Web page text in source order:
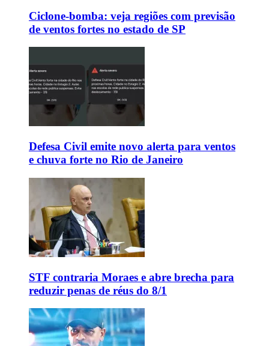
Ciclone-bomba: veja regiões com previsão
de ventos fortes no estado de SP
Defesa Civil emite novo alerta para ventos
e chuva forte no Rio de Janeiro
STF contraria Moraes e abre brecha para
reduzir penas de réus do 8/1